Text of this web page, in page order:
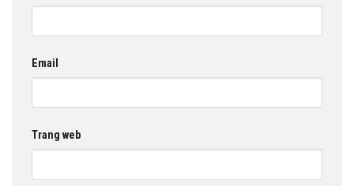
Email
Trang web